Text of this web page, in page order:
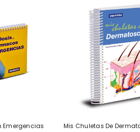
Emergencias
Mis Chuletas De